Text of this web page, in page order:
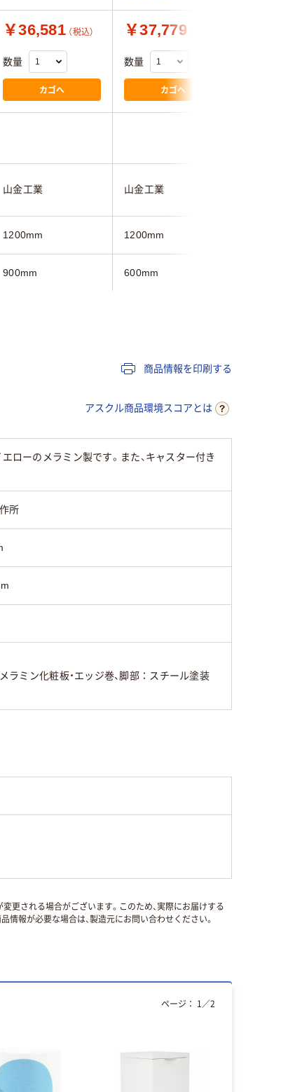
￥36,581 （税込）
数量
カゴへ
￥37,779
数量
カゴへ
山金工業 山金工業
1200mm 1200mm
900mm 600mm
商品情報を印刷する
アスクル商品環境スコアとは
ローのメラミン製です。また、キャスター付き
所
ラミン化粧板・エッジ巻、脚部：スチール塗装
変更される場合がございます。このため、実際にお届けする
報が必要な場合は、製造元にお問い合わせください。
ページ： 1 ／2